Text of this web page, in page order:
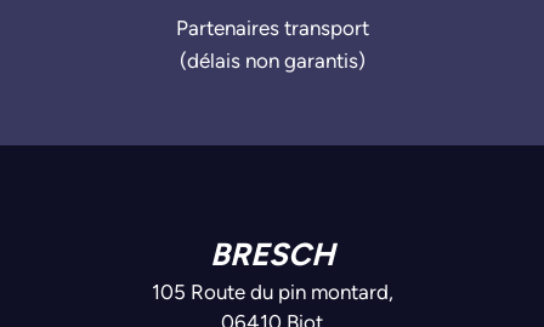
Partenaires transport
(délais non garantis)
BRESCH
105 Route du pin montard,
06410 Biot